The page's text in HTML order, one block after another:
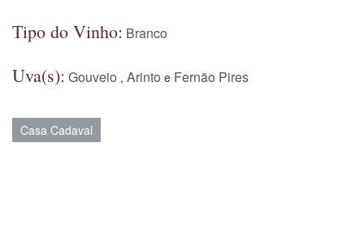
Tipo do Vinho: Branco
Uva(s): Gouveio , Arinto e Fernão Pires
Casa Cadaval